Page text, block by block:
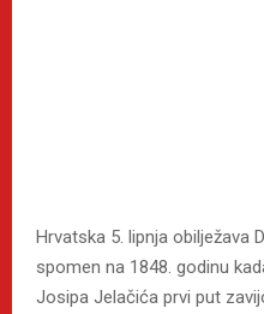
Hrvatska 5. lipnja obilježava
spomen na 1848. godinu
Josipa Jelačića prvi put